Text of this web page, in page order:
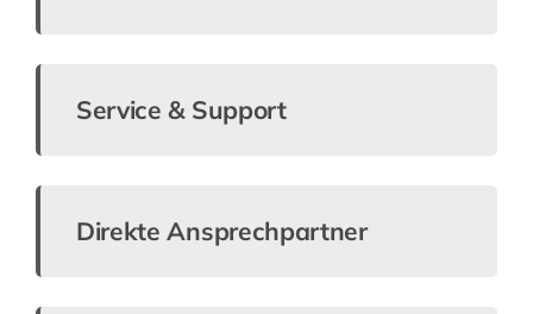
Service & Support
Direkte Ansprechpartner